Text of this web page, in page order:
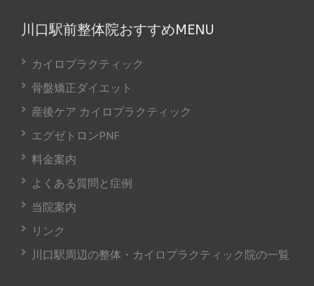
川口駅前整体院おすすめMENU
カイロプラクティック
骨盤矯正ダイエット
産後ケア カイロプラクティック
エグゼトロンPNF
料金案内
よくある質問と症例
当院案内
リンク
川口駅周辺の整体・カイロプラクティック院の一覧